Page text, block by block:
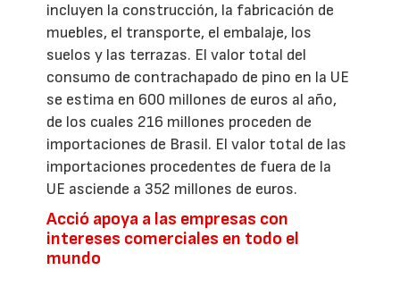
incluyen la construcción, la fabricación de
muebles, el transporte, el embalaje, los
suelos y las terrazas. El valor total del
consumo de contrachapado de pino en la UE
se estima en 600 millones de euros al año,
de los cuales 216 millones proceden de
importaciones de Brasil. El valor total de las
importaciones procedentes de fuera de la
UE asciende a 352 millones de euros.
Acció apoya a las empresas con
intereses comerciales en todo el
mundo